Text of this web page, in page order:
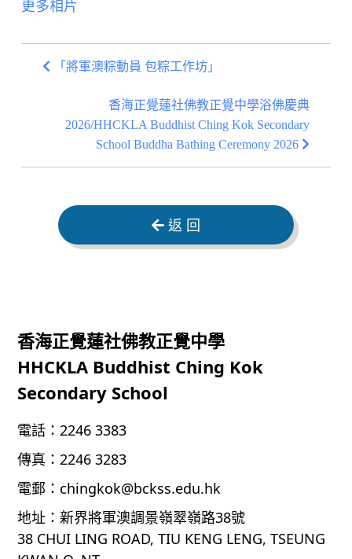
更多相片
「將軍澳粽動員 包粽工作坊」
香海正覺蓮社佛教正覺中學浴佛慶典
2026/HHCKLA Buddhist Ching Kok Secondary
School Buddha Bathing Ceremony 2026
返 回
香海正覺蓮社佛教正覺中學
HHCKLA Buddhist Ching Kok
Secondary School
電話： 2246 3383
傳真： 2246 3283
電郵： chingkok@bckss.edu.hk
地址： 新界將軍澳調景嶺翠嶺路38號
38 CHUI LING ROAD, TIU KENG LENG, TSEUNG